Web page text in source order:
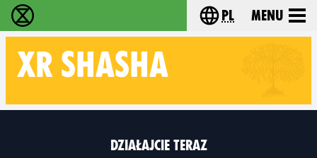
Extinction Rebellion - Home Choose your
pl Menu
XR SHASHA
DZIAŁAJCIE TERAZ